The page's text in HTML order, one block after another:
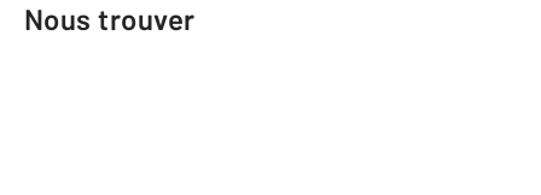
Nous trouver